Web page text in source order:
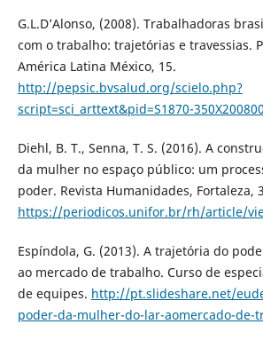
G.L.D’Alonso, (2008). Trabalhadoras
com o trabalho: trajetórias e travessias.
América Latina México, 15.
http://pepsic.bvsalud.org/scielo.php?
script=sci_arttext&pid=S1870-
Diehl, B. T., Senna, T. S. (2016). A
da mulher no espaço público: um
poder. Revista Humanidades, Fortaleza,
https://periodicos.unifor.br/rh/article/
Espíndola, G. (2013). A trajetória do
ao mercado de trabalho. Curso de
de equipes. http://pt.slideshare.net/
poder-da-mulher-do-lar-aomercado-de-